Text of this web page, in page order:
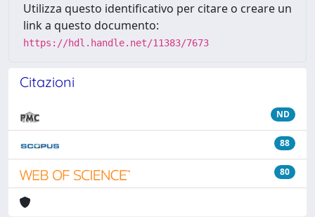
Utilizza questo identificativo per citare o creare un
link a questo documento:
https://hdl.handle.net/11383/7673
Citazioni
ND
88
80